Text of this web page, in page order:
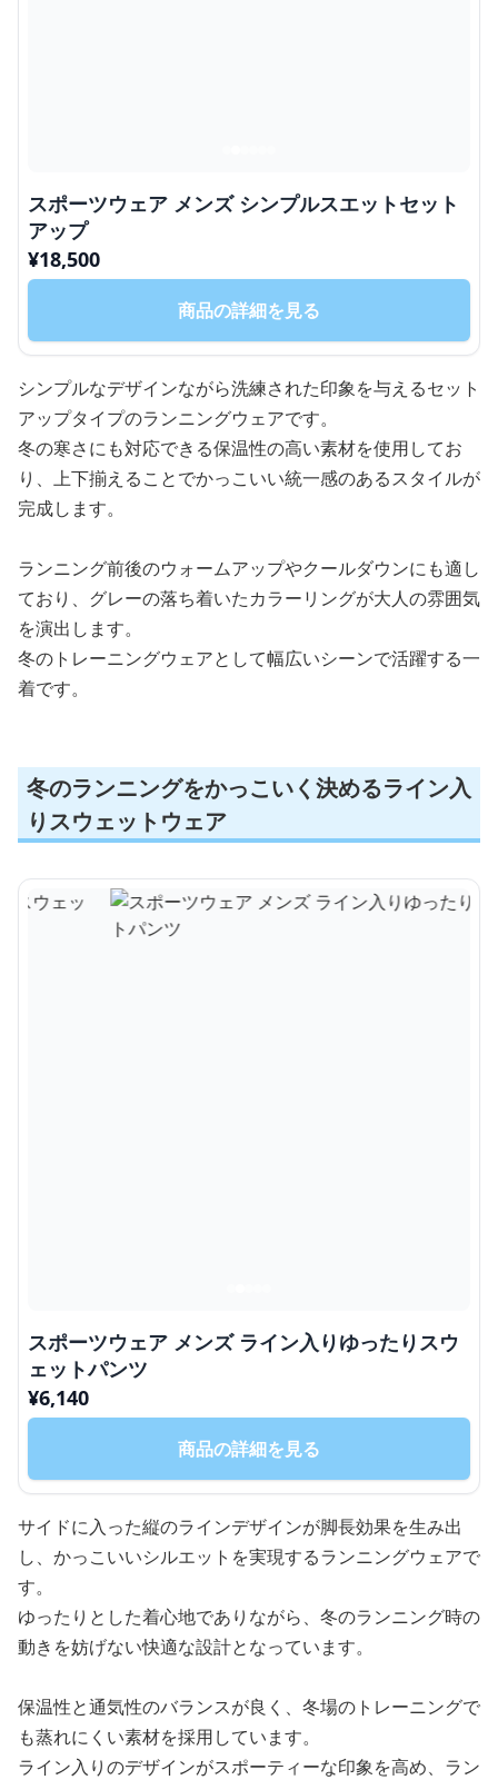
スポーツウェア メンズ シンプルスエットセット
アップ
¥18,500
商品の詳細を見る
シンプルなデザインながら洗練された印象を与えるセット
アップタイプのランニングウェアです。
冬の寒さにも対応できる保温性の高い素材を使用してお
り、上下揃えることでかっこいい統一感のあるスタイルが
完成します。
ランニング前後のウォームアップやクールダウンにも適し
ており、グレーの落ち着いたカラーリングが大人の雰囲気
を演出します。
冬のトレーニングウェアとして幅広いシーンで活躍する一
着です。
冬のランニングをかっこいく決めるライン入
りスウェットウェア
スポーツウェア メンズ ライン入りゆったりスウ
ェットパンツ
¥6,140
商品の詳細を見る
サイドに入った縦のラインデザインが脚長効果を生み出
し、かっこいいシルエットを実現するランニングウェアで
す。
ゆったりとした着心地でありながら、冬のランニング時の
動きを妨げない快適な設計となっています。
保温性と通気性のバランスが良く、冬場のトレーニングで
も蒸れにくい素材を採用しています。
ライン入りのデザインがスポーティーな印象を高め、ラン